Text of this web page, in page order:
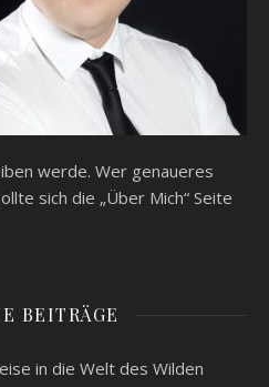
werde. Wer genaueres
sich die „Über Mich“ Seite
BEITRÄGE
in die Welt des Wilden